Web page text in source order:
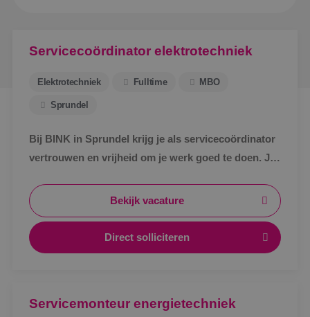
Servicecoördinator elektrotechniek
Elektrotechniek Fulltime MBO
Sprundel
Bij BINK in Sprundel krijg je als servicecoördinator
vertrouwen en vrijheid om je werk goed te doen. Je
waar je aan toe bent.Bekijk vacature
Direct solliciteren
Servicemonteur energietechniek